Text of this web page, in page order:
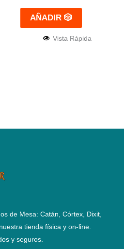
AÑADIR 🎲
Vista Rápida
de Mesa: Catán, Córtex, Dixit,
tienda física y on-line.
y seguros.